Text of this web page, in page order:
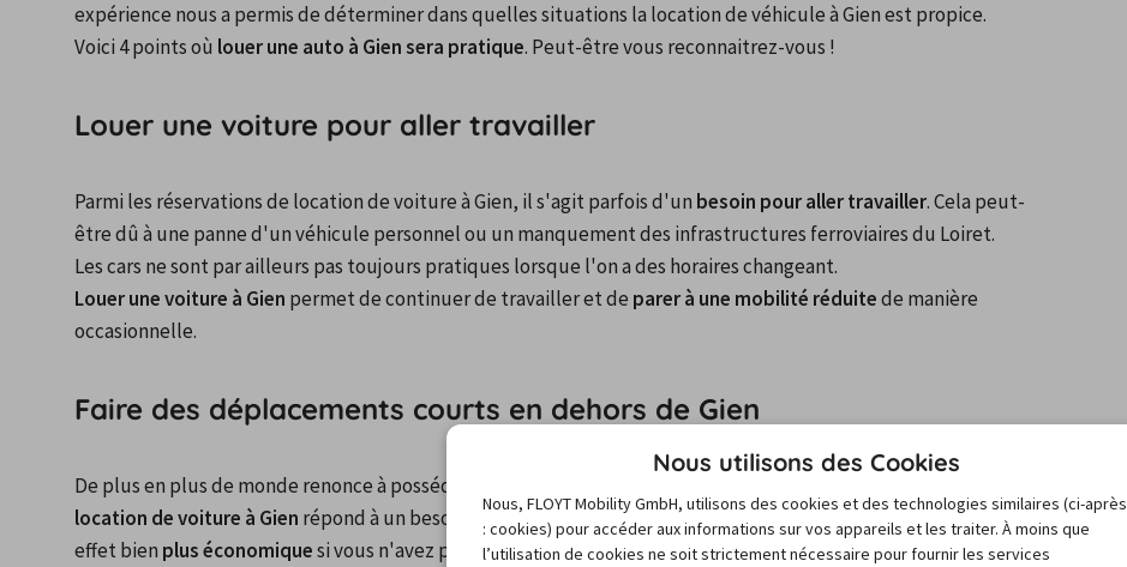
expérience nous a permis de déterminer dans quelles situations la location de véhicule à Gien est propice.
Voici 4 points où louer une auto à Gien sera pratique. Peut-être vous reconnaitrez-vous !
Louer une voiture pour aller travailler
Parmi les réservations de location de voiture à Gien, il s'agit parfois d'un besoin pour aller travailler. Cela peut-
être dû à une panne d'un véhicule personnel ou un manquement des infrastructures ferroviaires du Loiret.
Les cars ne sont par ailleurs pas toujours pratiques lorsque l'on a des horaires changeant.
Louer une voiture à Gien permet de continuer de travailler et de parer à une mobilité réduite de manière
occasionnelle.
Faire des déplacements courts en dehors de Gien
location de voiture à Gien répond à un besoin passager pour se déplacer. Louer un véhicule à Gien s'avère en
effet bien plus économique si vous n'avez pas besoin d'une voiture pour vous déplacer quotidiennement. Si
Nous utilisons des Cookies
Nous, FLOYT Mobility GmbH, utilisons des cookies et des technologies similaires (ci-après
: cookies) pour accéder aux informations sur vos appareils et les traiter. À moins que
l’utilisation de cookies ne soit strictement nécessaire pour fournir les services